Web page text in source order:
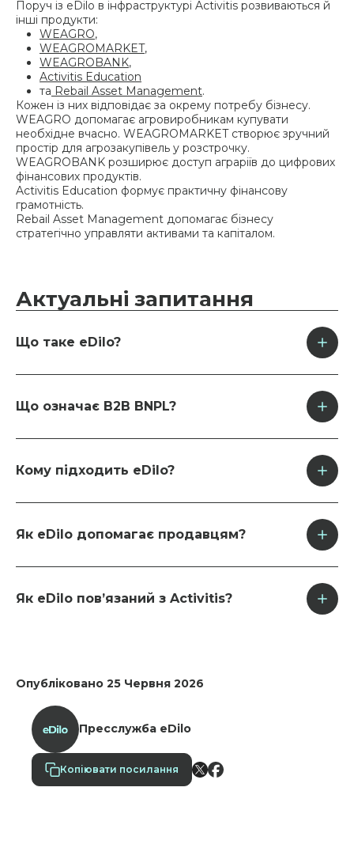
Поруч із eDilo в інфраструктурі Activitis розвиваються й
інші продукти:
WEAGRO,
WEAGROMARKET,
WEAGROBANK,
Activitis Education
та Rebail Asset Management.
Кожен із них відповідає за окрему потребу бізнесу.
WEAGRO допомагає агровиробникам купувати
необхідне вчасно. WEAGROMARKET створює зручний
простір для агрозакупівель у розстрочку.
WEAGROBANK розширює доступ аграріїв до цифрових
фінансових продуктів.
Activitis Education формує практичну фінансову
грамотність.
Rebail Asset Management допомагає бізнесу
стратегічно управляти активами та капіталом.
Актуальні запитання
Що таке eDilo?
eDilo – перший в Україні онлайн B2B BNPL-сервіс
відтермінування платежу безпосередньо в B2B-
продажі, перетворюючи фінансовий продукт на
Що означає B2B BNPL?
B2B BNPL – це формат “buy now, pay later” для
або послуги зараз, а оплату здійснювати пізніше
або частинами.
Кому підходить eDilo?
eDilo підходить мікро-, малому та середньому
значного навантаження на обігові кошти. Також
сервіс корисний продавцям, які хочуть
оплати.
Як eDilo допомагає продавцям?
eDilo допомагає продавцям інтегрувати оплату
чек, працювати з більшими замовленнями та
створювати зручніші умови для клієнтів.
Як eDilo пов’язаний з Activitis?
Опубліковано 25 Червня 2026
Пресслужба eDilo
Копіювати посилання